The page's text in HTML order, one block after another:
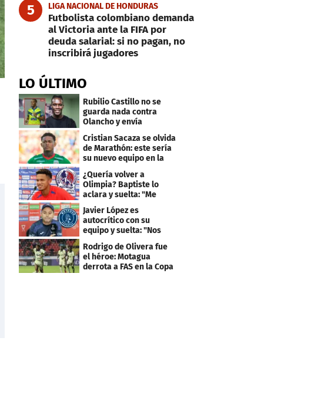
5 LIGA NACIONAL DE HONDURAS
Futbolista colombiano demanda
al Victoria ante la FIFA por
deuda salarial: si no pagan, no
inscribirá jugadores
LO ÚLTIMO
Rubilio Castillo no se
guarda nada contra
Olancho y envía
mensaje a Bengtson
Cristian Sacaza se olvida
de Marathón: este sería
su nuevo equipo en la
Liga Nacional
¿Quería volver a
Olimpia? Baptiste lo
aclara y suelta: "Me
faltaba un equipo
grande"
Javier López es
autocrítico con su
equipo y suelta: "Nos
costó muchísimo..."
Rodrigo de Olivera fue
el héroe: Motagua
derrota a FAS en la Copa